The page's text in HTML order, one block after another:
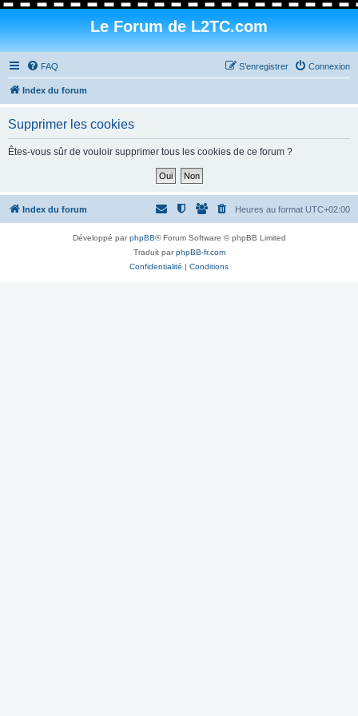
Le Forum de L2TC.com
FAQ Connexion
S’enregistrer
Index du forum
Supprimer les cookies
Êtes-vous sûr de vouloir supprimer tous les cookies de ce forum ?
Index du forum Heures au format UTC+02:00
Développé parphpBB® Forum Software © phpBB Limited
Traduit parphpBB-fr.com
Confidentialité | Conditions